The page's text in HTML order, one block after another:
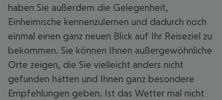
haben Sie außerdem die Gelegenheit,
Einheimische kennenzulernen und dadurch noch
einmal einen ganz neuen Blick auf Ihr Reiseziel zu
bekommen. Sie können Ihnen außergewöhnliche
Orte zeigen, die Sie vielleicht anders nicht
gefunden hätten und Ihnen ganz besondere
Empfehlungen geben. Ist das Wetter mal nicht